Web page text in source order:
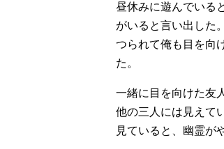
昼休みに遊んでいる
がいると言い出した。
つられて俺も目を向
た。
一緒に目を向けた友
他の三人には見えて
見ていると、幽霊が